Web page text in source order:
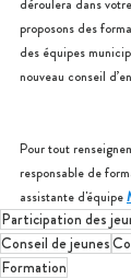
proposons des
des équipes
nouveau conseil
Pour tout
responsable de
assistante d'équipe
Participation des
Conseil de jeunes
Formation